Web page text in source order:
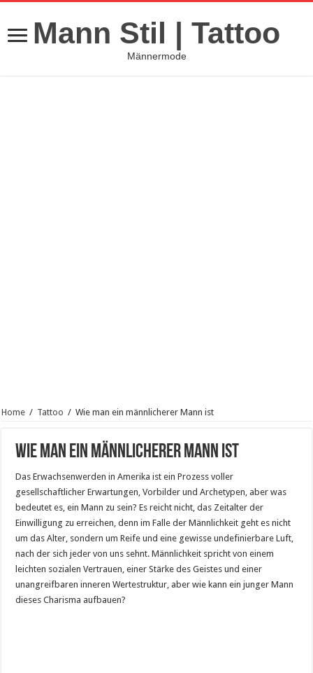
Mann Stil | Tattoo
Männermode
Home / Tattoo / Wie man ein männlicherer Mann ist
Wie man ein männlicherer Mann ist
Das Erwachsenwerden in Amerika ist ein Prozess voller
gesellschaftlicher Erwartungen, Vorbilder und Archetypen, aber was
bedeutet es, ein Mann zu sein? Es reicht nicht, das Zeitalter der
Einwilligung zu erreichen, denn im Falle der Männlichkeit geht es nicht
um das Alter, sondern um Reife und eine gewisse undefinierbare Luft,
nach der sich jeder von uns sehnt. Männlichkeit spricht von einem
leichten sozialen Vertrauen, einer Stärke des Geistes und einer
unangreifbaren inneren Wertestruktur, aber wie kann ein junger Mann
dieses Charisma aufbauen?